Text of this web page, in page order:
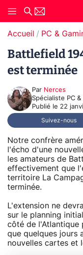
Accueil PC &
Battlefield
est terminée
Par Nerces
Spécialiste PC &
Publié le 22
Suivez-nous
Notre confrère
l'écho d'une
les amateurs de
effectivement que
territoire La
terminée.
L'extension ne
sur le planning
côté de l'Atlantique
que quelques jours
nouvelles cartes et